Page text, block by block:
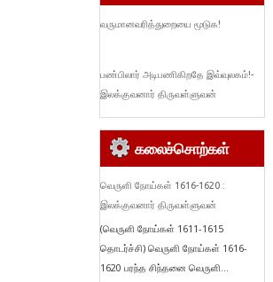
வருமானவரித்துறையை மூடுக!
பண்பிலார் அடிபணிகிறதே இவ்வுலகம்!-
இலக்குவனார் திருவள்ளுவன்
கலைச்சொற்கள்
வெருளி நோய்கள் 1616-1620 :
இலக்குவனார் திருவள்ளுவன்
(வெருளி நோய்கள் 1611-1615
தொடர்ச்சி) வெருளி நோய்கள் 1616-
1620 பரந்த சிந்தனை வெருளி...